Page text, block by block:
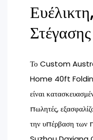
Στέγασης
Το Custom
Home 40ft
είναι
πωλητές,
την υπέρβαση των